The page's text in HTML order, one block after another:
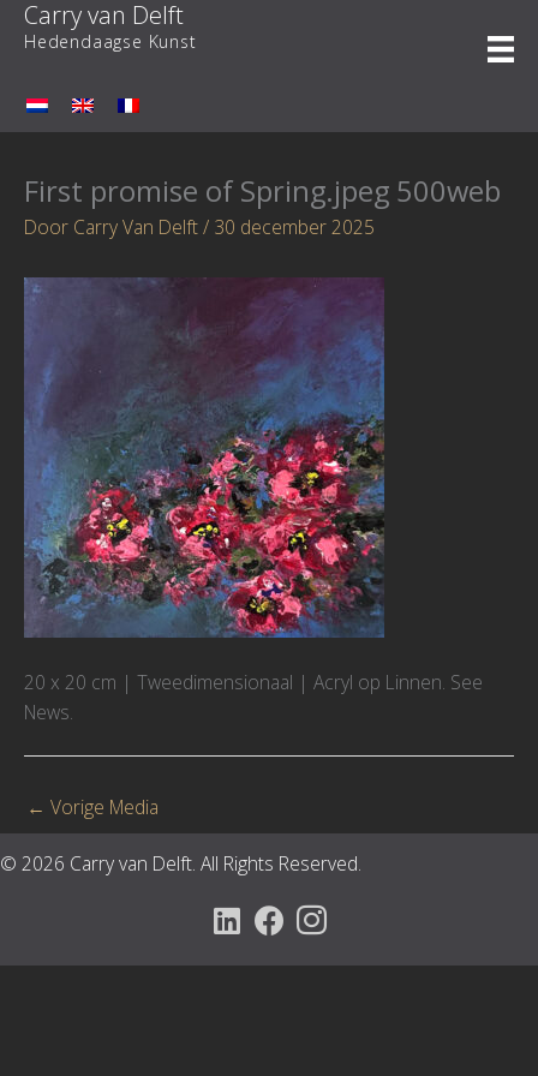
naar
inhoud
Carry van Delft
Hedendaagse Kunst
First promise of Spring.jpeg 500web
Door Carry Van Delft/ 30 december 2025
20 x 20 cm | Tweedimensionaal | Acryl op Linnen. See
News.
← Vorige Media
© 2026 Carry van Delft. All Rights Reserved.